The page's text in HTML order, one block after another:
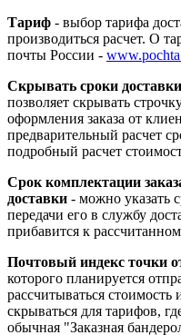
Тариф - выбор тарифа
производиться расчет. О
почты России -
Скрывать сроки
позволяет скрывать
оформления заказа от
предварительный расчет
подробный расчет
Срок комплектации
доставки - можно указать
передачи его в службу
прибавится к
Почтовый индекс точки
которого планируется
рассчитываться
скрываться для тарифов,
обычная "Заказная